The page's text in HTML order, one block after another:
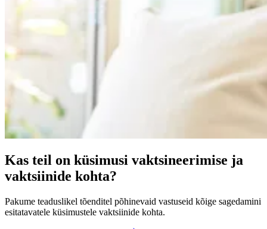
Kas teil on küsimusi vaktsineerimise ja
vaktsiinide kohta?
Pakume teaduslikel tõenditel põhinevaid vastuseid kõige sagedamini
esitatavatele küsimustele vaktsiinide kohta.